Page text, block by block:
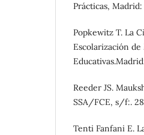
Prácticas,
Popkewitz T. La
Escolarización de
Reeder JS.
SSA/FCE, s/f:.
Tenti Fanfani E.